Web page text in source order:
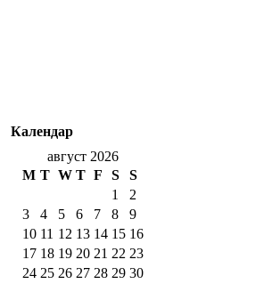
Календар
август 2026
M T W T F S S
1
2
3
4 5 6 7 8
9
10 11 12 13 14 15 16
17 18 19 20 21 22 23
24 25 26 27 28 29 30